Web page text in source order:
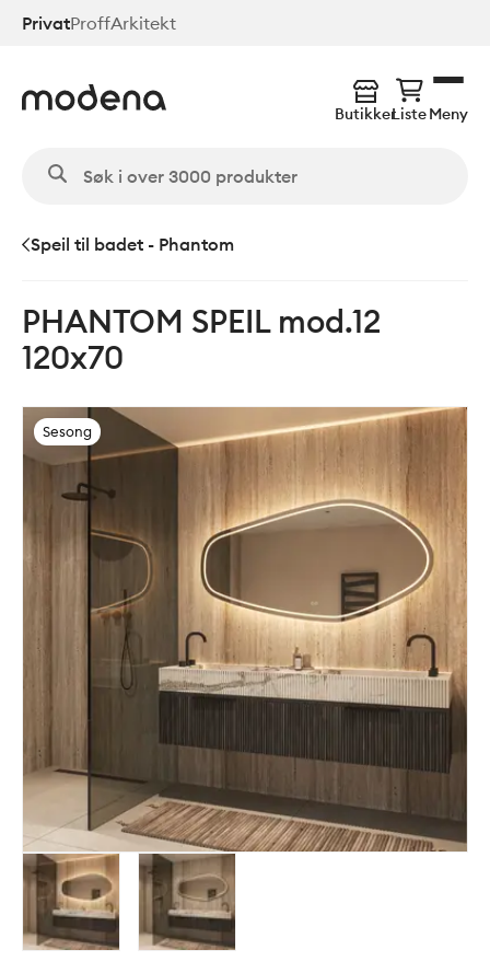
Hopp
PrivatProffArkitekt
ButikkerListeMeny
Speil til badet - Phantom
PHANTOM SPEIL mod.12
120x70
Sesong